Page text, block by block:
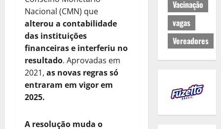
Nacional (CMN) que
alterou a contabilidade
das instituições
financeiras e interferiu no
resultado. Aprovadas em
2021, as novas regras só
entraram em vigor em
2025.
A resolução muda o
Vacinação
vagas
Vereadores